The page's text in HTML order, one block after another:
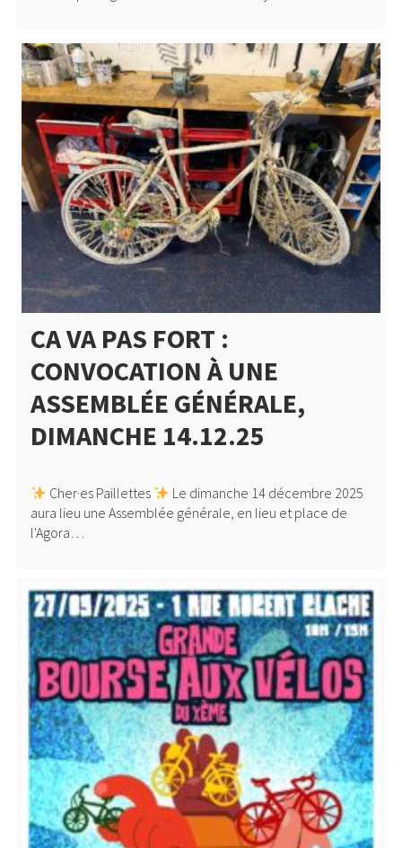
CA VA PAS FORT :
CONVOCATION À UNE
ASSEMBLÉE GÉNÉRALE,
DIMANCHE 14.12.25
Cher·es Paillettes
Le dimanche 14 décembre 2025
aura lieu une Assemblée générale, en lieu et place de
l'Agora…